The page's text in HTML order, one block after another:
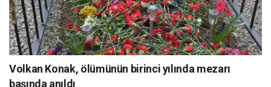
Volkan Konak, ölümünün birinci yılında mezarı
başında anıldı